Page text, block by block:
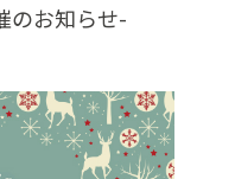
のお知らせ-